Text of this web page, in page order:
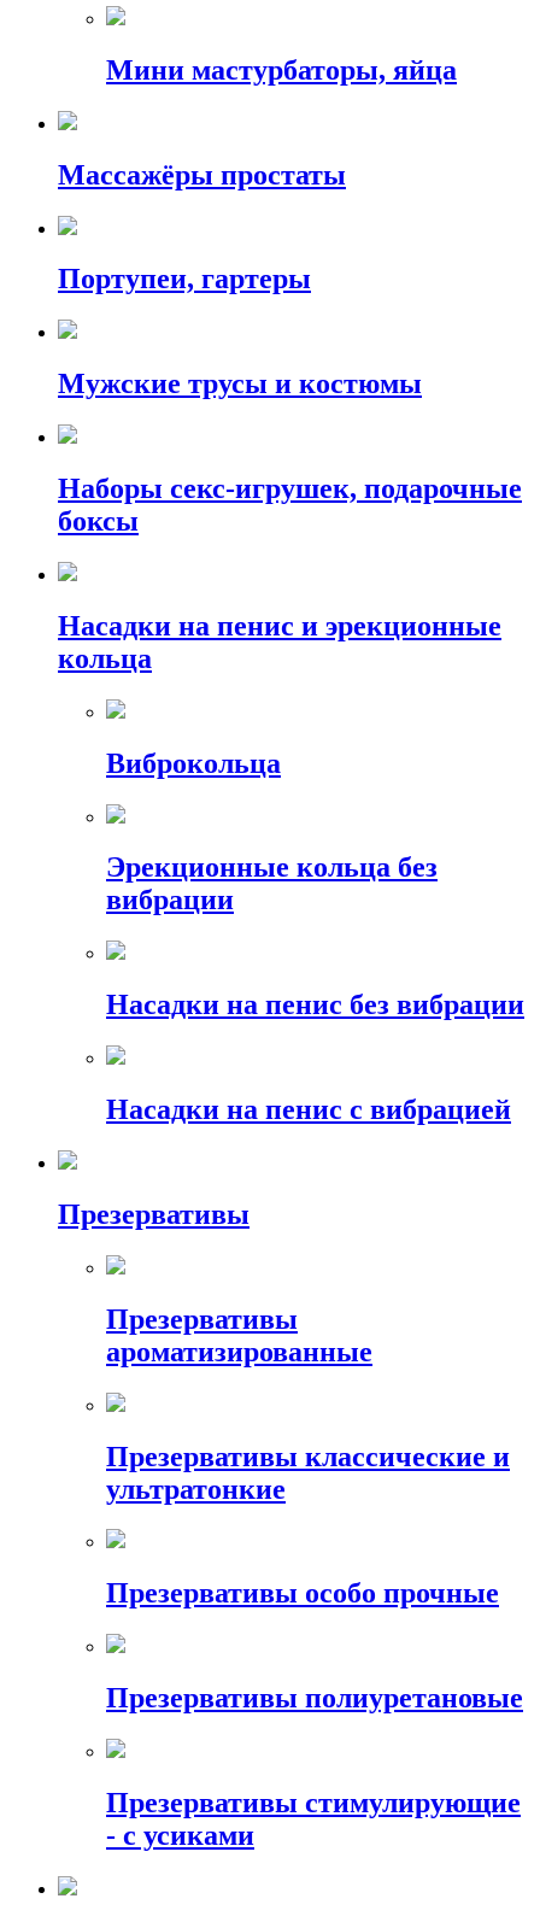
Мини мастурбаторы, яйца
Массажёры простаты
Портупеи, гартеры
Мужские трусы и костюмы
Наборы секс-игрушек, подарочные
боксы
Насадки на пенис и эрекционные
кольца
Виброкольца
Эрекционные кольца без
вибрации
Насадки на пенис без вибрации
Насадки на пенис с вибрацией
Презервативы
Презервативы
ароматизированные
Презервативы классические и
ультратонкие
Презервативы особо прочные
Презервативы полиуретановые
Презервативы стимулирующие
- с усиками